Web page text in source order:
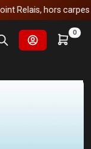
hors carpes koï)
0
bassins